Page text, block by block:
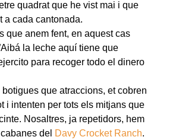
quadrat que he vist mai i que
a cada cantonada.
que anem fent, en aquest cas
la leche aquí tiene que
para recoger todo el dinero
que atraccions, et cobren
i intenten per tots els mitjans que
Nosaltres, ja repetidors, hem
del Davy Crocket Ranch.